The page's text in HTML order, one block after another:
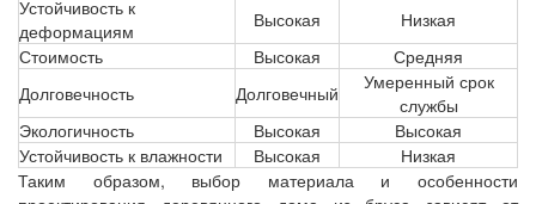
Устойчивость к
деформациям
Высокая
Низкая
Стоимость
Высокая
Средняя
Долговечность
Долговечный
Умеренный срок
службы
Экологичность
Высокая
Высокая
Устойчивость к влажности
Высокая
Низкая
Таким образом, выбор материала и особенности